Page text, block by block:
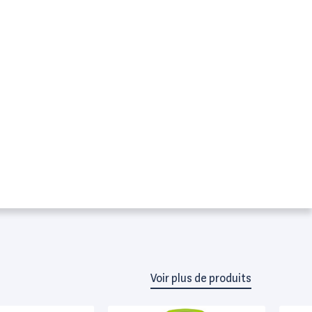
Voir plus de produits